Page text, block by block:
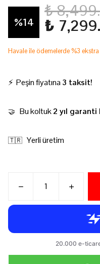
%14
₺
₺
Havale ile ödemelerde %3
⚡ Peşin fiyatına 3 taksit!
🤝 Bu koltuk2 yıl garanti
🇹🇷 Yerli üretim